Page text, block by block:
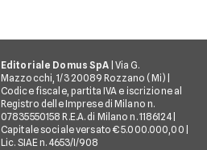
Editoriale Domus SpA | Via G.
Mazzocchi, 1/3 20089 Rozzano (Mi) |
Codice fiscale, partita IVA e iscrizione al
Registro delle Imprese di Milano n.
07835550158 R.E.A. di Milano n. 1186124 |
Capitale sociale versato € 5.000.000,00 |
Lic. SIAE n. 4653/I/908